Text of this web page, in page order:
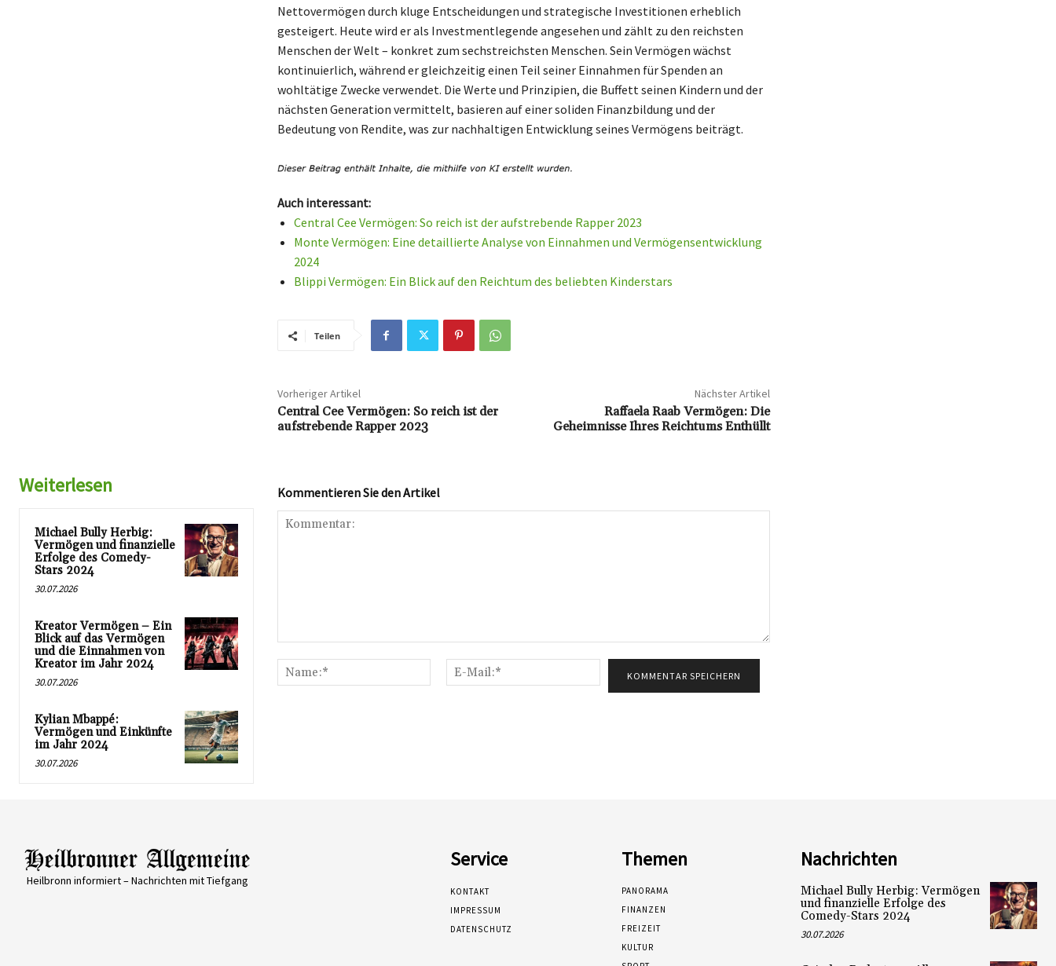
Nettovermögen durch kluge Entscheidungen und strategische Investitionen erheblich
gesteigert. Heute wird er als Investmentlegende angesehen und zählt zu den reichsten
Menschen der Welt – konkret zum sechstreichsten Menschen. Sein Vermögen wächst
kontinuierlich, während er gleichzeitig einen Teil seiner Einnahmen für Spenden an
wohltätige Zwecke verwendet. Die Werte und Prinzipien, die Buffett seinen Kindern und der
nächsten Generation vermittelt, basieren auf einer soliden Finanzbildung und der
Bedeutung von Rendite, was zur nachhaltigen Entwicklung seines Vermögens beiträgt.
Auch interessant:
Central Cee Vermögen: So reich ist der aufstrebende Rapper 2023
Monte Vermögen: Eine detaillierte Analyse von Einnahmen und Vermögensentwicklung
2024
Blippi Vermögen: Ein Blick auf den Reichtum des beliebten Kinderstars
Teilen
Vorheriger Artikel
Central Cee Vermögen: So reich ist der
aufstrebende Rapper 2023
Nächster Artikel
Raffaela Raab Vermögen: Die
Geheimnisse Ihres Reichtums Enthüllt
Weiterlesen
Michael Bully Herbig:
Vermögen und finanzielle
Erfolge des Comedy-
Stars 2024
30.07.2026
Kreator Vermögen – Ein
Blick auf das Vermögen
und die Einnahmen von
Kreator im Jahr 2024
30.07.2026
Kylian Mbappé:
Vermögen und Einkünfte
im Jahr 2024
30.07.2026
Kommentieren Sie den Artikel
Name:*
Mail:*
Heilbronn informiert – Nachrichten mit Tiefgang
Service
KONTAKT
IMPRESSUM
DATENSCHUTZ
Themen
PANORAMA
FINANZEN
FREIZEIT
KULTUR
Nachrichten
Michael Bully Herbig: Vermögen
und finanzielle Erfolge des
Comedy-Stars 2024
30.07.2026